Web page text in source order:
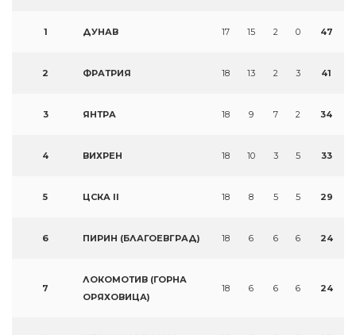
1 ДУНАВ 17 15 2 0 47
2 ФРАТРИЯ 18 13 2 3 41
3 ЯНТРА 18 9 7 2 34
4 ВИХРЕН 18 10 3 5 33
5 ЦСКА II 18 8 5 5 29
6 ПИРИН (БЛАГОЕВГРАД) 18 6 6 6 24
7
ЛОКОМОТИВ (ГОРНА
ОРЯХОВИЦА)
18 6 6 6 24